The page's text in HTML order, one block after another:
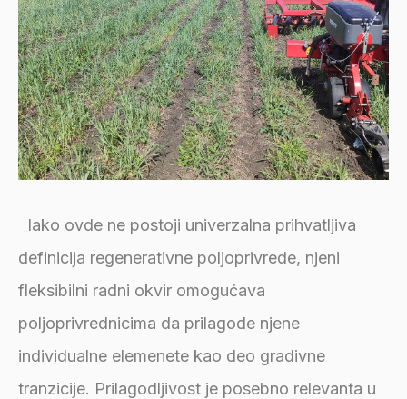
Iako ovde ne postoji univerzalna prihvatljiva
definicija regenerativne poljoprivrede, njeni
fleksibilni radni okvir omogućava
poljoprivrednicima da prilagode njene
individualne elemenete kao deo gradivne
tranzicije. Prilagodljivost je posebno relevanta u